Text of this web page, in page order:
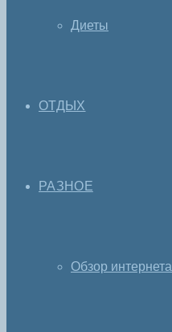
Диеты
ОТДЫХ
РАЗНОЕ
Обзор интернета